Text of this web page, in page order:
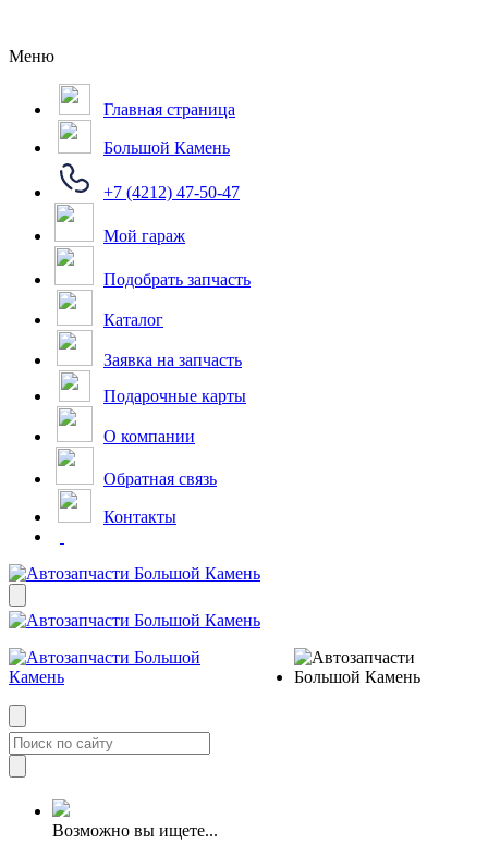
Меню
Главная страница
Большой Камень
+7 (4212) 47-50-47
Мой гараж
Подобрать запчасть
Каталог
Заявка на запчасть
Подарочные карты
О компании
Обратная связь
Контакты
Возможно вы ищете...